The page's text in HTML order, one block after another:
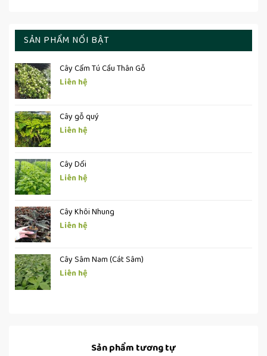
SẢN PHẨM NỔI BẬT
Cây Cẩm Tú Cầu Thân Gỗ
Liên hệ
Cây gỗ quý
Liên hệ
Cây Dổi
Liên hệ
Cây Khôi Nhung
Liên hệ
Cây Sâm Nam (Cát Sâm)
Liên hệ
Sản phẩm tương tự